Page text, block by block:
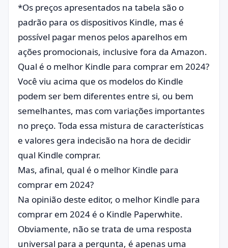
*Os preços apresentados na tabela são o
padrão para os dispositivos Kindle, mas é
possível pagar menos pelos aparelhos em
ações promocionais, inclusive fora da Amazon.
Qual é o melhor Kindle para comprar em 2024?
Você viu acima que os modelos do Kindle
podem ser bem diferentes entre si, ou bem
semelhantes, mas com variações importantes
no preço. Toda essa mistura de características
e valores gera indecisão na hora de decidir
qual Kindle comprar.
Mas, afinal, qual é o melhor Kindle para
comprar em 2024?
Na opinião deste editor, o melhor Kindle para
comprar em 2024 é o Kindle Paperwhite.
Obviamente, não se trata de uma resposta
universal para a pergunta, é apenas uma